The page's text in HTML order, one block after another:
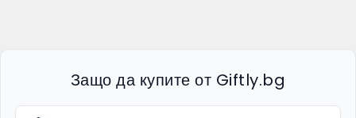
Защо да купите от Giftly.bg